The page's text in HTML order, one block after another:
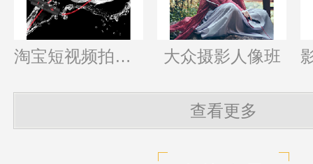
淘宝短视频拍摄班 大众摄影人像班
查看更多